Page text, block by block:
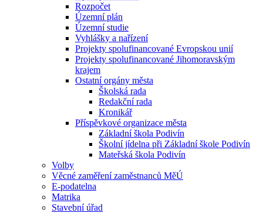
Rozpočet
Územní plán
Územní studie
Vyhlášky a nařízení
Projekty spolufinancované Evropskou unií
Projekty spolufinancované Jihomoravským
krajem
Ostatní orgány města
Školská rada
Redakční rada
Kronikář
Příspěvkové organizace města
Základní škola Podivín
Školní jídelna při Základní škole Podivín
Mateřská škola Podivín
Volby
Věcné zaměření zaměstnanců MěÚ
E-podatelna
Matrika
Stavební úřad